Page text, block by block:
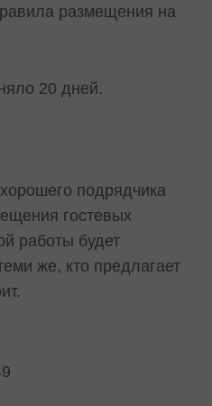
размещения на
20 дней.
подрядчика
гостевых
работы будет
же, кто предлагает